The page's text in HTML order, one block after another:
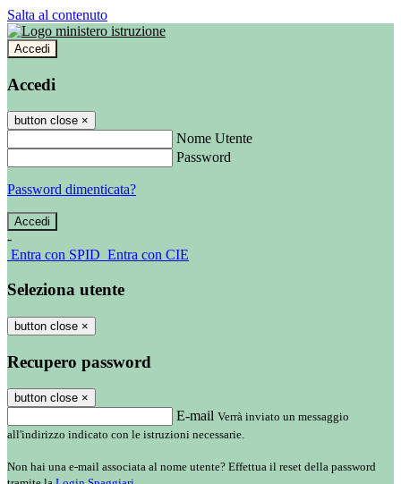
Salta al contenuto
Accedi
Accedi
button close ×
Nome Utente
Password
Password dimenticata?
-
Entra con SPID Entra con CIE
Seleziona utente
button close ×
Recupero password
button close ×
E-mail Verrà inviato un messaggio
all'indirizzo indicato con le istruzioni necessarie.
Non hai una e-mail associata al nome utente? Effettua il reset della password